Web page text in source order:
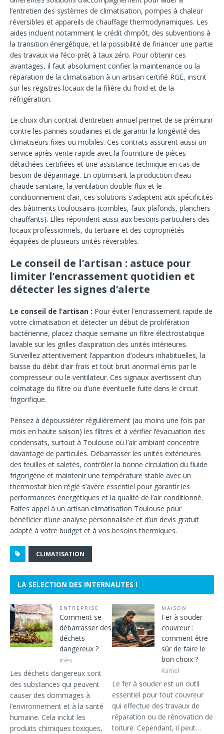
l’entretien des systèmes de climatisation, pompes à chaleur
réversibles et appareils de chauffage thermodynamiques. Les
aides incluent notamment le crédit d’impôt, des subventions à
la transition énergétique, et la possibilité de financer une partie
des travaux via l’éco-prêt à taux zéro. Pour obtenir ces
avantages, il faut absolument confier la maintenance ou la
réparation de la climatisation à un artisan certifié RGE, inscrit
sur les registres locaux de la filière du froid et de la
réfrigération.
Le choix d’un contrat d’entretien annuel permet de se prémunir
contre les pannes soudaines et de garantir la longévité des
climatiseurs fixes ou mobiles. Ces contrats assurent aussi un
service après-vente rapide avec la fourniture de pièces
détachées certifiées et une assistance technique en cas de
besoin de dépannage. En optimisant la production d’eau
chaude sanitaire, la ventilation double-flux et le
conditionnement d’air, ces solutions s’adaptent aux spécificités
des bâtiments toulousains (combles, faux-plafonds, planchers
chauffants). Elles répondent aussi aux besoins particuliers des
locaux professionnels, du tertiaire et des copropriétés
équipées de plusieurs unités réversibles.
Le conseil de l’artisan : astuce pour
limiter l’encrassement quotidien et
détecter les signes d’alerte
Le conseil de l’artisan : Pour éviter l’encrassement rapide de
votre climatisation et détecter un début de prolifération
bactérienne, placez chaque semaine un filtre électrostatique
lavable sur les grilles d’aspiration des unités intérieures.
Surveillez attentivement l’apparition d’odeurs inhabituelles, la
baisse du débit d’air frais et tout bruit anormal émis par le
compresseur ou le ventilateur. Ces signaux avertissent d’un
colmatage du filtre ou d’une éventuelle fuite dans le circuit
frigorifique.
Pensez à dépoussiérer régulièrement (au moins une fois par
mois en haute saison) les filtres et à vérifier l’évacuation des
condensats, surtout à Toulouse où l’air ambiant concentre
davantage de particules. Débarrasser les unités extérieures
des feuilles et saletés, contrôler la bonne circulation du fluide
frigorigène et maintenir une température stable avec un
thermostat bien réglé s’avère essentiel pour garantir les
performances énergétiques et la qualité de l’air conditionné.
Faites appel à un artisan climatisation Toulouse pour
bénéficier d’une analyse personnalisée et d’un devis gratuit
adapté à votre budget et à vos besoins thermiques.
CLIMATISATION
LA SELECTION DES INTERNAUTES !
ENTREPRISE
Comment se
débarrasser des
déchets
dangereux ?
Inès
Les déchets dangereux sont
des substances qui peuvent
causer des dommages à
l’environnement et à la santé
humaine. Cela inclut les
produits chimiques toxiques,
MAISON
Fer à souder
couvreur :
comment être
sûr de faire le
bon choix ?
Kamel
Le fer à souder est un outil
essentiel pour tout couvreur
qui effectue des travaux de
réparation ou de rénovation de
toiture. Cependant, il peut…